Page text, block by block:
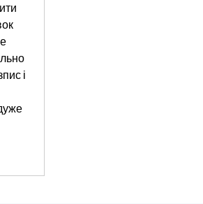
і